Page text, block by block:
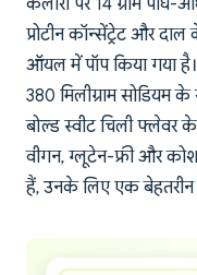
कैलोरी पर 14 ग्राम पौधे-
प्रोटीन कॉन्सेंट्रेट और
ऑयल में पॉप किया गया
380 मिलीग्राम सोडियम
बोल्ड स्वीट चिली फ्लेवर
वीगन, ग्लूटेन-फ्री और
हैं, उनके लिए एक बेहतरीन